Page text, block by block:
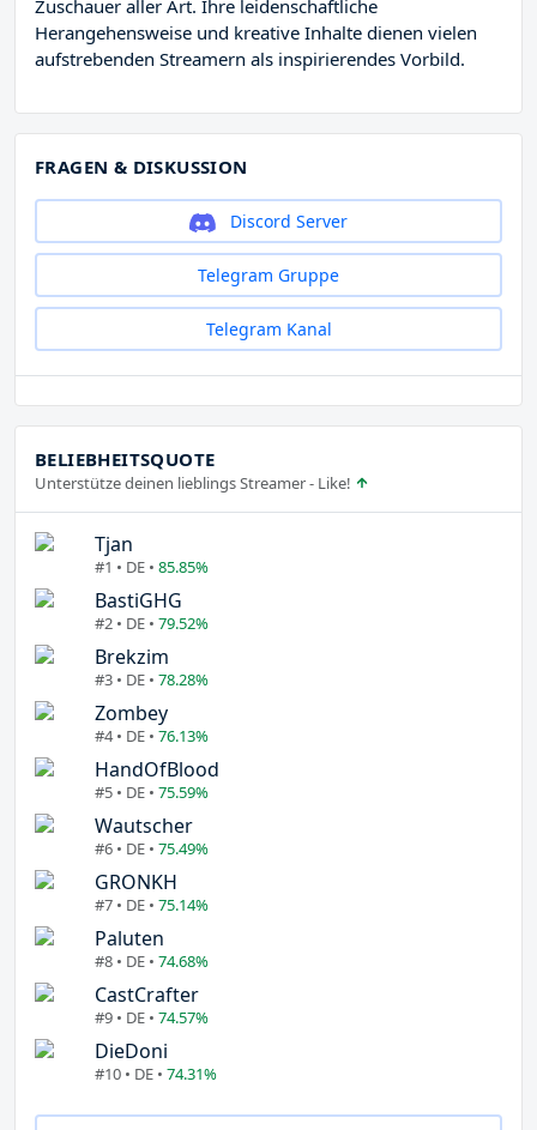
Zuschauer aller Art. Ihre leidenschaftliche
Herangehensweise und kreative Inhalte dienen vielen
aufstrebenden Streamern als inspirierendes Vorbild.
FRAGEN & DISKUSSION
Discord Server
Telegram Gruppe
Telegram Kanal
BELIEBHEITSQUOTE
Unterstütze deinen lieblings Streamer - Like!
Tjan
#1 • DE • 85.85%
BastiGHG
#2 • DE • 79.52%
Brekzim
#3 • DE • 78.28%
Zombey
#4 • DE • 76.13%
HandOfBlood
#5 • DE • 75.59%
Wautscher
#6 • DE • 75.49%
GRONKH
#7 • DE • 75.14%
Paluten
#8 • DE • 74.68%
CastCrafter
#9 • DE • 74.57%
DieDoni
#10 • DE • 74.31%